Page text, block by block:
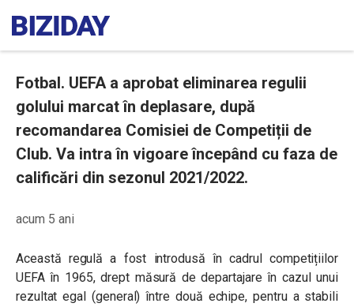
Fotbal. UEFA a aprobat eliminarea regulii
golului marcat în deplasare, după
recomandarea Comisiei de Competiții de
Club. Va intra în vigoare începând cu faza de
calificări din sezonul 2021/2022.
acum 5 ani
Această regulă a fost introdusă în cadrul competițiilor
UEFA în 1965, drept măsură de departajare în cazul unui
rezultat egal (general) între două echipe, pentru a stabili